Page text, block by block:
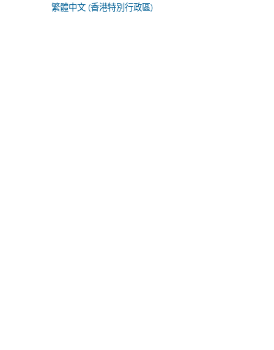
繁體中文 (香港特別行政區)